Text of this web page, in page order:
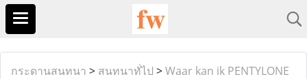
กระดานสนทนา > สนทนาทั่ไป >Waar kan ik PENTYLONE